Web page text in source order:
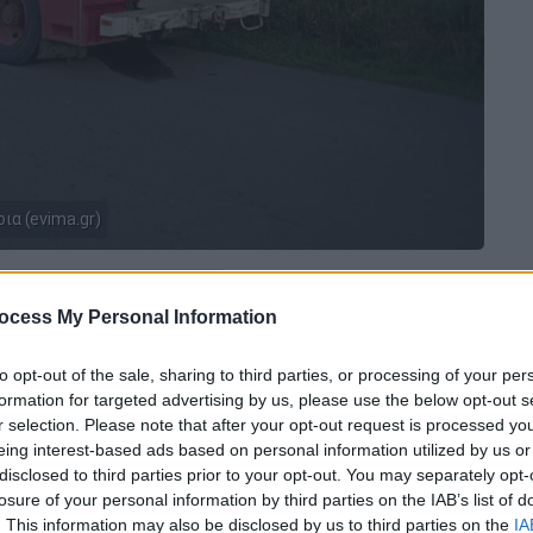
My Personal Information
opt-out of the sale, sharing to third parties, or processing of your
for targeted advertising by us, please use the below opt-out
selection. Please note that after your opt-out request is processed
interest-based ads based on personal information utilized by us
to third parties prior to your opt-out. You may separately
of your personal information by third parties on the IAB’s list of
This information may also be disclosed by us to third parties on the
(evima.gr)
στην περιοχή Πήλι της Εύβοιας
ρουκέτες, γεγονός που προκάλεσε την
.
κατέφθασαν δυνάμεις του Πυροσβεστικού
στελέχη της Ελληνικής